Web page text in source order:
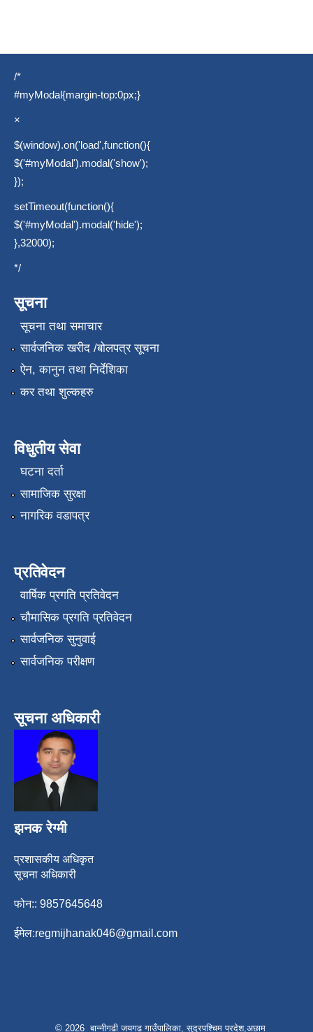
/*
#myModal{margin-top:0px;}
×
$(window).on('load',function(){
$('#myModal').modal('show');
});
setTimeout(function(){
$('#myModal').modal('hide');
},32000);
*/
सूचना
सूचना तथा समाचार
सार्वजनिक खरीद /बोलपत्र सूचना
ऐन, कानुन तथा निर्देशिका
कर तथा शुल्कहरु
विधुतीय सेवा
घटना दर्ता
सामाजिक सुरक्षा
नागरिक वडापत्र
प्रतिवेदन
वार्षिक प्रगति प्रतिवेदन
चौमासिक प्रगति प्रतिवेदन
सार्वजनिक सुनुवाई
सार्वजनिक परीक्षण
सूचना अधिकारी
झनक रेग्मी
प्रशासकीय अधिकृत
सूचना अधिकारी
फोन:: 9857645648
ईमेल:regmijhanak046@gmail.com
© 2026 बान्नीगढी जयगढ गाउँपालिका, सुदूरपश्चिम प्रदेश,अछाम